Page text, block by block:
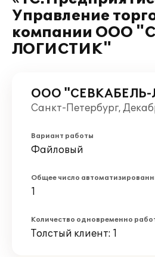
Управление
компании ООО
ЛОГИСТИК"
ООО
Санкт-Петербург,
Вариант работы
Файловый
Общее число
1
Количество одновременно
Толстый клиент: 1